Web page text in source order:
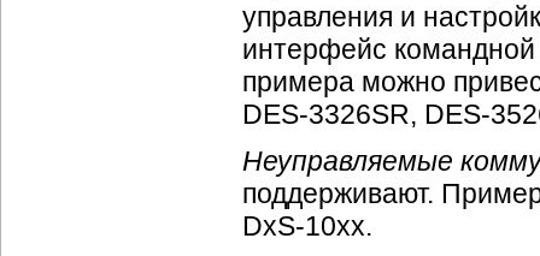
управления и
интерфейс командной
примера можно
DES-3326SR, DES-
Неуправляемые
поддерживают.
DxS-10xx.